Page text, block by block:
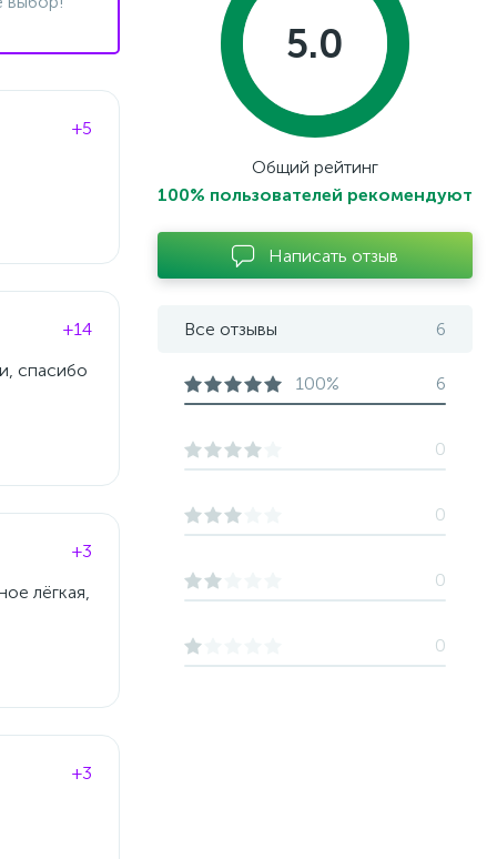
+5
+14
спасибо
+3
лёгкая,
+3
5.0
Общий рейтинг
100% пользователей рекомендуют
Написать отзыв
Все отзывы 6
100% 6
0
0
0
0